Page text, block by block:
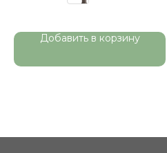
Добавить в корзину